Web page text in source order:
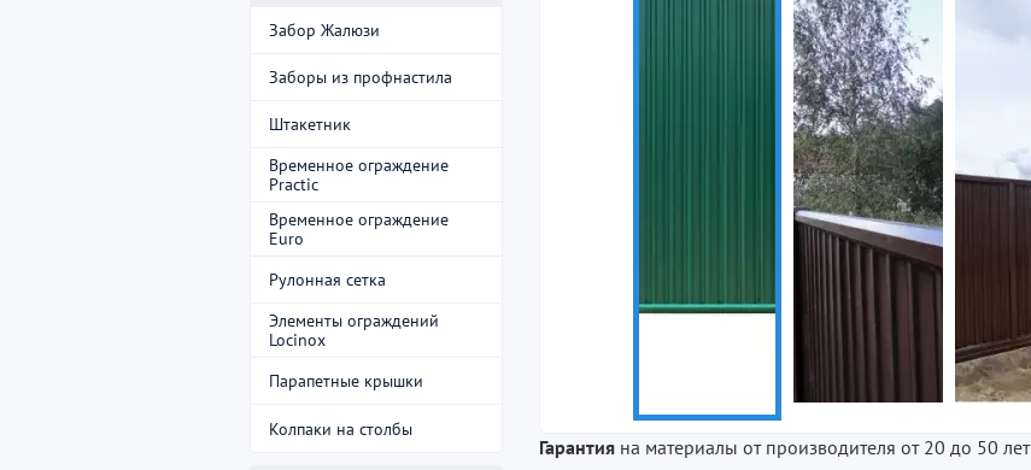
Гарантия на материалы от производителя от 20 до 50 лет
Забор Жалюзи
Заборы из профнастила
Штакетник
Временное ограждение
Practic
Временное ограждение
Euro
Рулонная сетка
Элементы ограждений
Locinox
Парапетные крышки
Колпаки на столбы